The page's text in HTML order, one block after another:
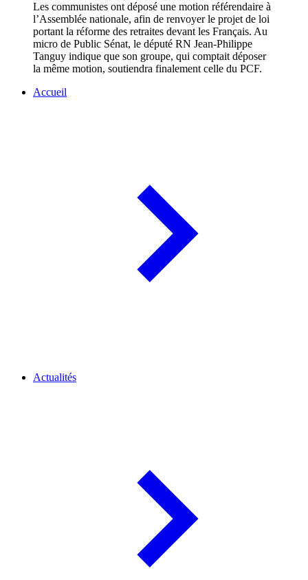
Les communistes ont déposé une motion référendaire à
l’Assemblée nationale, afin de renvoyer le projet de loi
portant la réforme des retraites devant les Français. Au
micro de Public Sénat, le député RN Jean-Philippe
Tanguy indique que son groupe, qui comptait déposer
la même motion, soutiendra finalement celle du PCF.
Accueil
Actualités